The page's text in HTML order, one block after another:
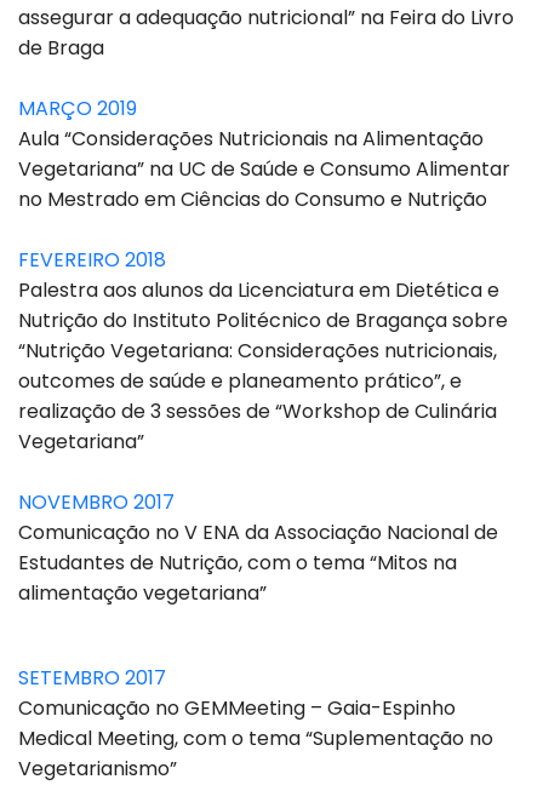
assegurar a adequação nutricional” na Feira do Livro
de Braga
MARÇO 2019
Aula “Considerações Nutricionais na Alimentação
Vegetariana” na UC de Saúde e Consumo Alimentar
no Mestrado em Ciências do Consumo e Nutrição
FEVEREIRO 2018
Palestra aos alunos da Licenciatura em Dietética e
Nutrição do Instituto Politécnico de Bragança sobre
“Nutrição Vegetariana: Considerações nutricionais,
outcomes de saúde e planeamento prático”, e
realização de 3 sessões de “Workshop de Culinária
Vegetariana”
NOVEMBRO 2017
Comunicação no V ENA da Associação Nacional de
Estudantes de Nutrição, com o tema “Mitos na
alimentação vegetariana”
SETEMBRO 2017
Comunicação no GEMMeeting – Gaia-Espinho
Medical Meeting, com o tema “Suplementação no
Vegetarianismo”